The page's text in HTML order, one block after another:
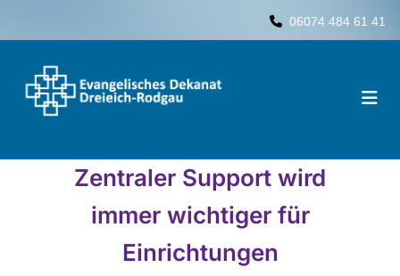
 06074 484 61 41
Zentraler Support wird
immer wichtiger für
Einrichtungen